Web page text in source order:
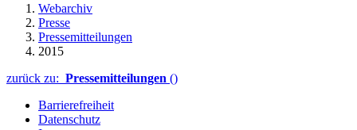
Webarchiv
Presse
Pressemitteilungen
2015
zurück zu: Pressemitteilungen ()
Barrierefreiheit
Datenschutz